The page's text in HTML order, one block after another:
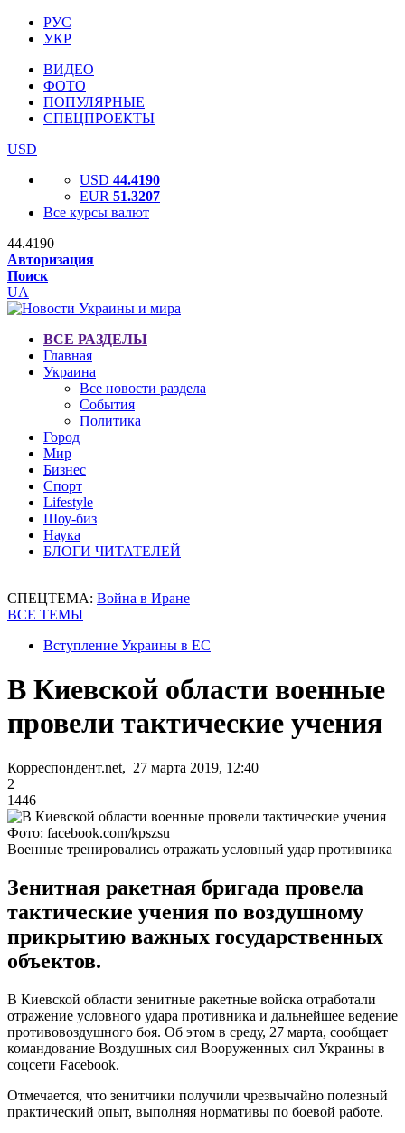
РУС
УКР
ВИДЕО
ФОТО
ПОПУЛЯРНЫЕ
СПЕЦПРОЕКТЫ
USD
USD 44.4190
EUR 51.3207
Все курсы валют
44.4190
Авторизация
Поиск
UA
ВСЕ РАЗДЕЛЫ
Главная
Украина
Все новости раздела
События
Политика
Город
Мир
Бизнес
Спорт
Lifestyle
Шоу-биз
Наука
БЛОГИ ЧИТАТЕЛЕЙ
СПЕЦТЕМА: Война в Иране
ВСЕ ТЕМЫ
Вступление Украины в ЕС
В Киевской области военные
провели тактические учения
Корреспондент.net, 27 марта 2019, 12:40
2
1446
Фото: facebook.com/kpszsu
Военные тренировались отражать условный удар противника
Зенитная ракетная бригада провела
тактические учения по воздушному
прикрытию важных государственных
объектов.
В Киевской области зенитные ракетные войска отработали
отражение условного удара противника и дальнейшее ведение
противовоздушного боя. Об этом в среду, 27 марта, сообщает
командование Воздушных сил Вооруженных сил Украины в
соцсети Facebook.
Отмечается, что зенитчики получили чрезвычайно полезный
практический опыт, выполняя нормативы по боевой работе.